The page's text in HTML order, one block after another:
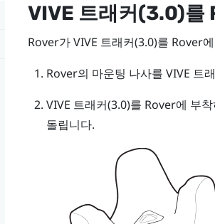
VIVE 트래커(3.0)를
Rover가VIVE 트래커(3.0)를 Rover
Rover의 마운팅 나사를 VIVE 트
VIVE 트래커(3.0)를 Rover에 부
돌립니다.